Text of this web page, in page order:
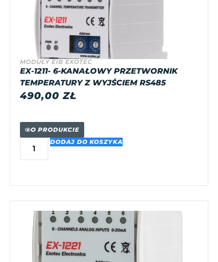
MODUŁY EIB EXOTEC
EX-1211- 6-KANAŁOWY PRZETWORNIK
TEMPERATURY Z WYJŚCIEM RS485
490,00ZŁ
O PRODUKCIE
DODAJ DO KOSZYKA